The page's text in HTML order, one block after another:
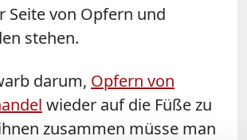
Seite von Opfern und
stehen.
darum, Opfern von
wieder auf die Füße zu
zusammen müsse man